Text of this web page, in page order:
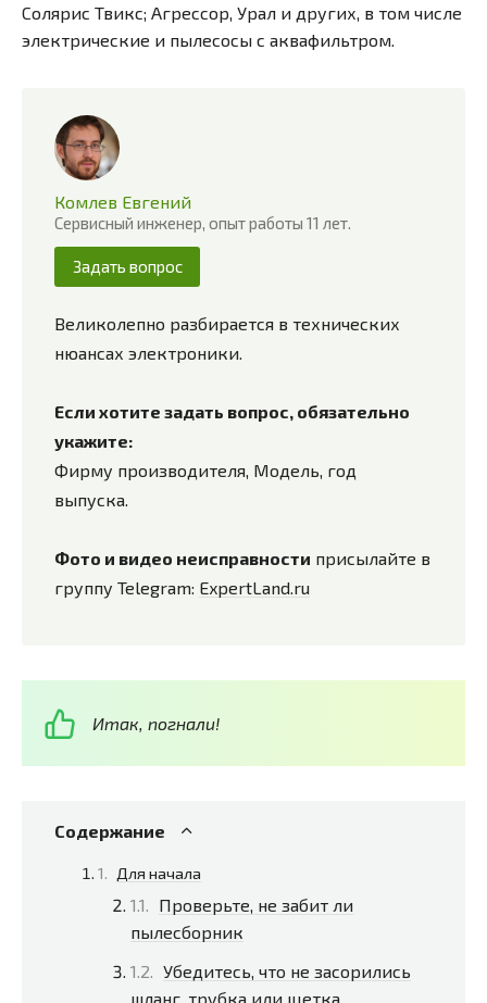
Солярис Твикс; Агрессор, Урал и других, в том числе
электрические и пылесосы с аквафильтром.
Комлев Евгений
Сервисный инженер, опыт работы 11 лет.
Задать вопрос
Великолепно разбирается в технических
нюансах электроники.
Если хотите задать вопрос, обязательно
укажите:
Фирму производителя, Модель, год
выпуска.
Фото и видео неисправности присылайте в
группу Telegram: ExpertLand.ru
Итак, погнали!
Содержание
Для начала
Проверьте, не забит ли
пылесборник
Убедитесь, что не засорились
шланг, трубка или щетка